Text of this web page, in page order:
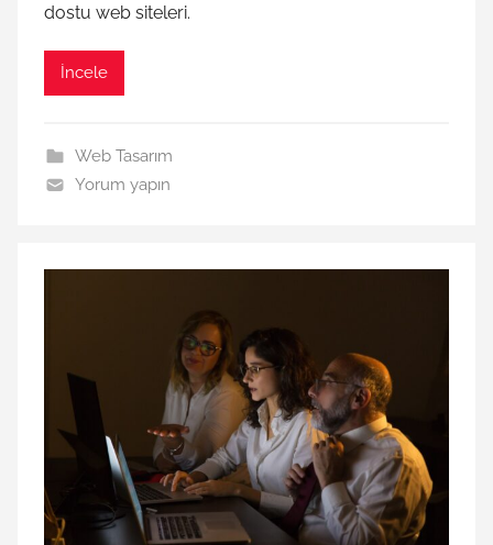
dostu web siteleri.
İncele
Web Tasarım
Yorum yapın